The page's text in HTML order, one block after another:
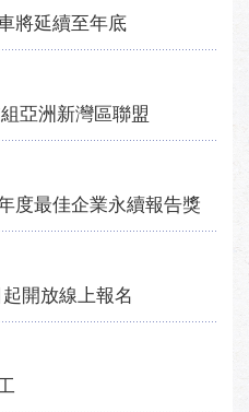
將延續至年底
亞洲新灣區聯盟
度最佳企業永續報告獎
開放線上報名